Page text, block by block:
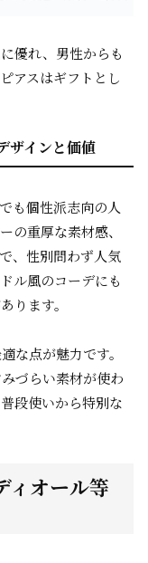
優れ、男性からも
アスはギフトとし
ザインと価値
も個性派志向の人
の重厚な素材感、
、性別問わず人気
ル風のコーデにも
ります。
な点が魅力です。
づらい素材が使わ
段使いから特別な
ィオール等